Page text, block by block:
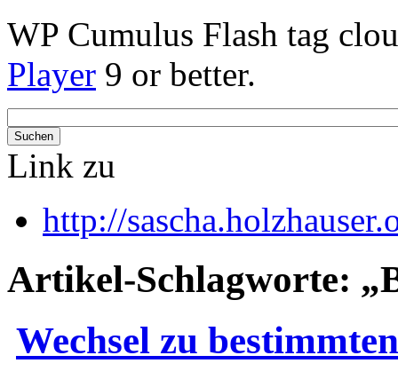
WP Cumulus Flash tag
Player 9 or better.
Link zu
http://
Artikel-Schlagworte:
Wechsel zu